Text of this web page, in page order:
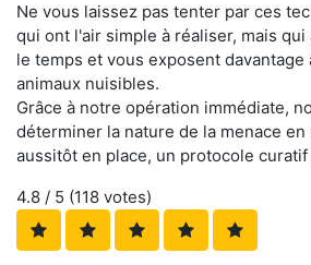
Ne vous laissez pas tenter par ces
qui ont l'air simple à réaliser, mais
le temps et vous exposent davantage
animaux nuisibles.
Grâce à notre opération immédiate,
déterminer la nature de la menace
aussitôt en place, un protocole
4.8 / 5 (118 votes)